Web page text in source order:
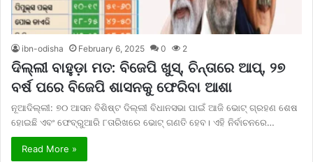
ibn-odisha February 6, 2025 0 2
ଦିଲ୍ଲୀ ବାହୁଡ଼ା ମତ: ବିଜେପି ଖୁସ୍‌, ଚିନ୍ତାରେ ଆପ୍‌, ୨୭
ବର୍ଷ ପରେ ବିଜେପି ଶାସନକୁ ଫେରିବା ଆଶା
ନୂଆଦିଲ୍ଲୀ: ୭୦ ଆସନ ବିଶିଷ୍ଟ ଦିଲ୍ଲୀ ବିଧାନସଭା ପାଇଁ ଆଜି ଭୋଟ୍ ଗ୍ରହଣ ଶେଷ
ହୋଇଛି ଏବଂ ଫେବ୍ରୁଆରି ୮ତାରିଖରେ ଭୋଟ୍ ଗଣତି ହେବ। ଏହି ନିର୍ବାଚନରେ…
Read More »